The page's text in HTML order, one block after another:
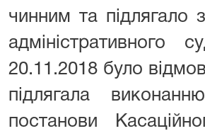
чинним та підлягало
20.11.2018 було
підлягала
постанови